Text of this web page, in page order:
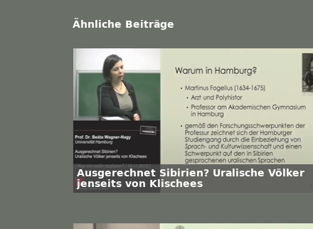
Ähnliche Beiträge
Ausgerechnet Sibirien? Uralische Völker
jenseits von Klischees